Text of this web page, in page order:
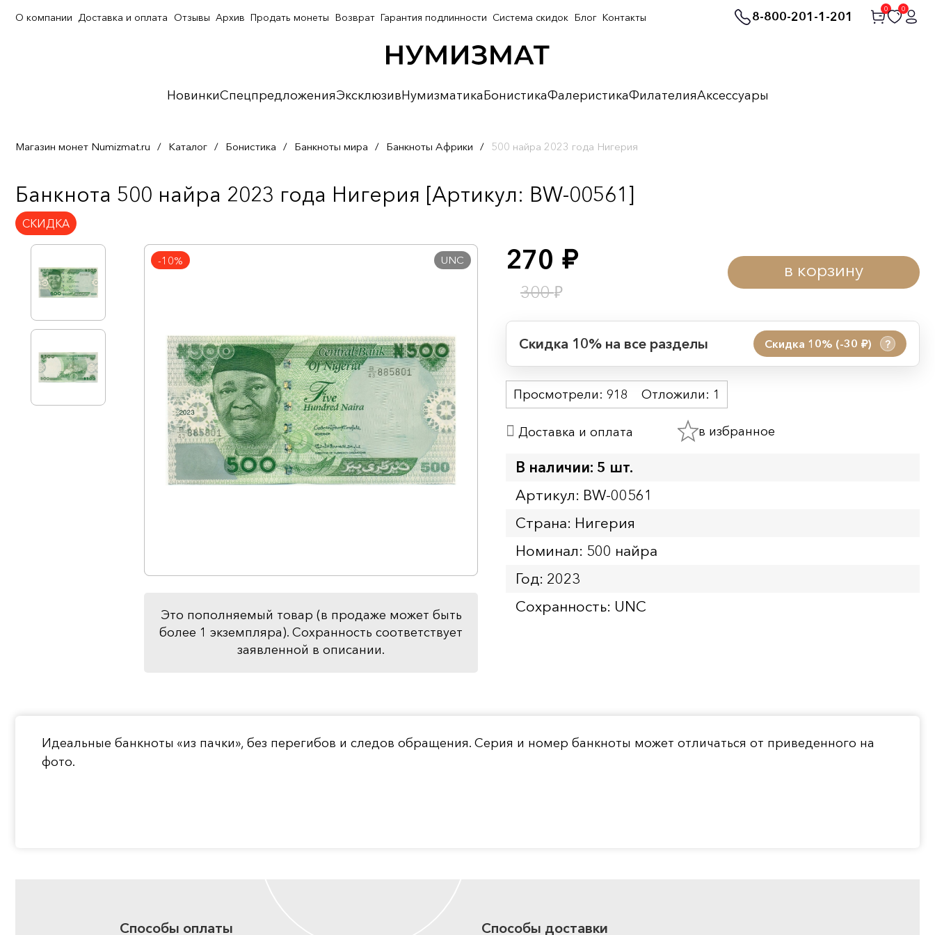
8-800-201-1-201
0 0
НовинкиСпецпредложенияЭксклюзивНумизматикаБонистикаФалеристикаФилателияАксессуары
О компании Доставка и оплата Отзывы Архив Продать монеты Возврат Гарантия подлинности Система скидок Блог Контакты
Магазин монет Numizmat.ru / Каталог / Бонистика / Банкноты мира / Банкноты Африки / 500 найра 2023 года Нигерия
Банкнота 500 найра 2023 года Нигерия [Артикул: BW-00561]
СКИДКА
-10% UNC
Это пополняемый товар (в продаже может быть
более 1 экземпляра). Сохранность соответствует
заявленной в описании.
270 руб.
300₽
в корзину
Скидка 10% на все разделы Скидка 10% (-30 руб.) ?
Начало:
Окончание:
Просмотрели: 918 Отложили: 1
Доставка и оплата в избранное
В наличии: 5 шт.
Артикул: BW-00561
Страна: Нигерия
Номинал: 500 найра
Год: 2023
Сохранность: UNC
Идеальные банкноты «из пачки», без перегибов и следов обращения. Серия и номер банкноты может отличаться от приведенного на
фото.
Способы оплаты Способы доставки